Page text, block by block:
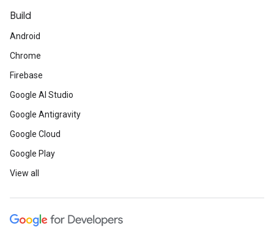
Build
Android
Chrome
Firebase
Google AI Studio
Google Antigravity
Google Cloud
Google Play
View all